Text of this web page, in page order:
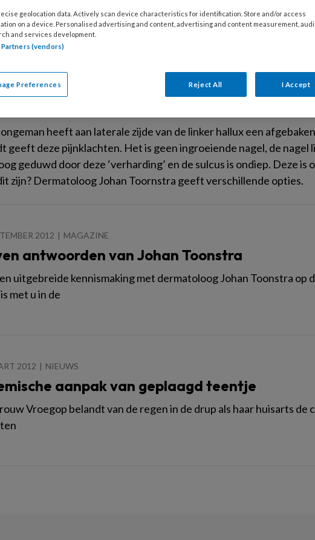
uiteindelijk huidkanker te zijn.
2016 NIEUWS
heeft aan laterale zijde van de linker hallux een
geeft deze pijnklachten. Het is geen ingroeiende nagel, de nagel
geduwd door deze ‘verharding’ en de sulcus is ondiep. Deze
zijn? Dermatoloog Johan Toornstra geeft verschillende opties.
2012 MAGAZINE
antwoorden van Johan Toonstra
uitgebreide kennismaking met dermatoloog Johan Toonstra op
met u in de
2012 NIEUWS
aanpak van geplaagd teentje
Vroegop belandt van de regen in de drup als haar huisarts de
geolocation data. Actively scan device characteristics for identification. Store and/or access
on a device. Personalised advertising and content, advertising and content measurement,
and services development.
Partners (vendors)
Preferences Reject All I Accept